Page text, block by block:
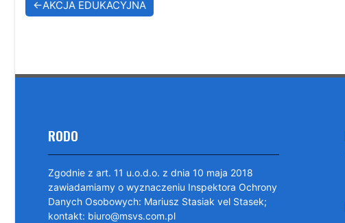
wpisu
AKCJA EDUKACYJNA
RODO
Zgodnie z art. 11 u.o.d.o. z dnia 10 maja 2018
zawiadamiamy o wyznaczeniu Inspektora Ochrony
Danych Osobowych: Mariusz Stasiak vel Stasek;
kontakt: biuro@msvs.com.pl